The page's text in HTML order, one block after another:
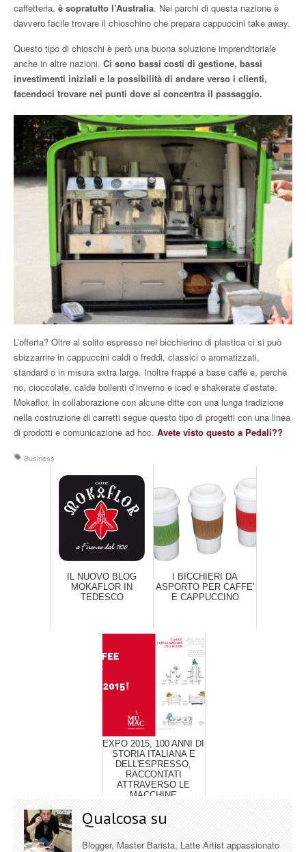
caffetteria, è sopratutto l’Australia. Nei parchi di questa nazione è
davvero facile trovare il chioschino che prepara cappuccini take away.
Questo tipo di chioschi è però una buona soluzione imprenditoriale
anche in altre nazioni. Ci sono bassi costi di gestione, bassi
investimenti iniziali e la possibilità di andare verso i clienti,
facendoci trovare nei punti dove si concentra il passaggio.
L’offerta? Oltre al solito espresso nel bicchierino di plastica ci si può
sbizzarrire in cappuccini caldi o freddi, classici o aromatizzati,
standard o in misura extra large. Inoltre frappé a base caffé e, perchè
no, cioccolate, calde bollenti d’inverno e iced e shakerate d’estate.
Mokaflor, in collaborazione con alcune ditte con una lunga tradizione
nella costruzione di carretti segue questo tipo di progetti con una linea
di prodotti e comunicazione ad hoc. Avete visto questo a Pedali??
Business
IL NUOVO BLOG
MOKAFLOR IN
TEDESCO
I BICCHIERI DA
ASPORTO PER CAFFE'
E CAPPUCCINO
EXPO 2015, 100 ANNI DI
STORIA ITALIANA E
DELL'ESPRESSO,
RACCONTATI
ATTRAVERSO LE
MACCHINE
PROFESSION...
Qualcosa su
Blogger, Master Barista, Latte Artist appassionato